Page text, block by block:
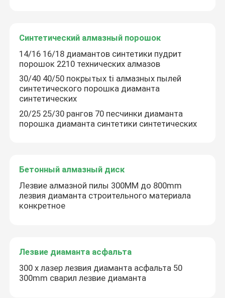
ПРОДУКТЫ
видео
О США
Проверка качества
Свяжитесь мы
Синтетический алмазный порошок
14/16 16/18 диамантов синтетики пудрит
порошок 2210 технических алмазов
30/40 40/50 покрытых ti алмазных пылей
синтетического порошка диаманта
синтетических
20/25 25/30 рангов 70 песчинки диаманта
порошка диаманта синтетики синтетических
Бетонный алмазный диск
Лезвие алмазной пилы 300MM до 800mm
лезвия диаманта строительного материала
конкретное
Лезвие диаманта асфальта
300 x лазер лезвия диаманта асфальта 50
300mm сварил лезвие диаманта